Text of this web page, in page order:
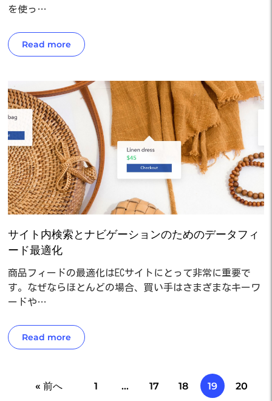
を使っ…
Read more
サイト内検索とナビゲーションのためのデータフィ
ード最適化
商品フィードの最適化はECサイトにとって非常に重要で
す。なぜならほとんどの場合、買い手はさまざまなキーワ
ードや…
Read more
« 前へ 1 … 17 18 19 20